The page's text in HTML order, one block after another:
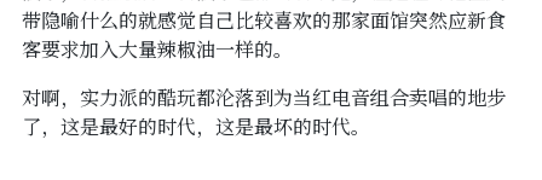
带隐喻什么的就感觉自己比较喜欢的那家面馆突然应新食
客要求加入大量辣椒油一样的。
对啊，实力派的酷玩都沦落到为当红电音组合卖唱的地步
了，这是最好的时代，这是最坏的时代。